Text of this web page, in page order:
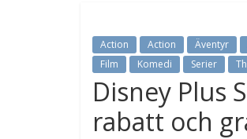
skall
streama
ikväll!
Action Action Äventyr
Film
Komedi Serier
Disney Plus
rabatt och